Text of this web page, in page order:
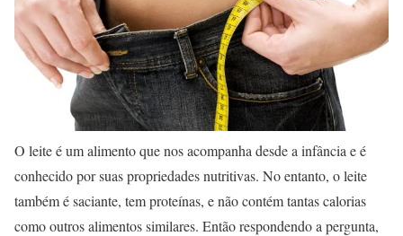
O leite é um alimento que nos acompanha desde a infância e é
conhecido por suas propriedades nutritivas. No entanto, o leite
também é saciante, tem proteínas, e não contém tantas calorias
como outros alimentos similares. Então respondendo a pergunta,